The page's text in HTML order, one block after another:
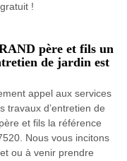
!
père et fils un
de jardin est
appel aux services
travaux d’entretien de
et fils la référence
Nous vous incitons
ou à venir prendre